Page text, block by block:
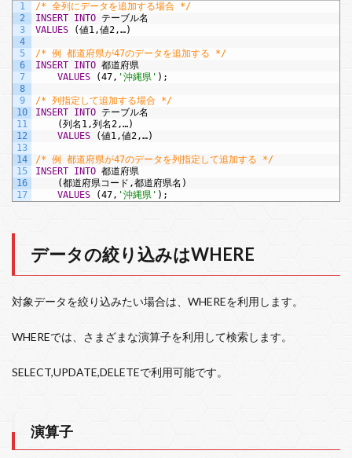
1
2
3
4
5
6
7
8
9
10
11
12
13
14
15
16
17
/* 全列にデータを追加する場合 */
INSERT INTO テーブル名
VALUES
(値1,値2,…)
/* 例 都道府県が47のデータを追加する */
INSERT INTO 都道府県
VALUES
(47, '沖縄県' );
/* 列指定して追加する場合 */
INSERT INTO テーブル名
(列名1,列名2,…)
VALUES
(値1,値2,…)
/* 例 都道府県が47のデータを列指定して追加する */
INSERT INTO 都道府県
(都道府県コード,都道府県名)
VALUES
(47, '沖縄県' );
データの絞り込みはWHERE
対象データを絞り込みたい場合は、WHEREを利用します。
WHEREでは、さまざまな演算子を利用して検索します。
SELECT,UPDATE,DELETEで利用可能です。
演算子